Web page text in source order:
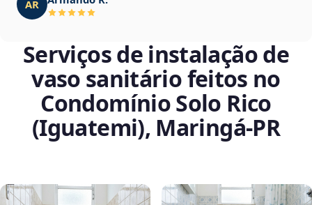
AR
Serviços de instalação de
vaso sanitário feitos no
Condomínio Solo Rico
(Iguatemi), Maringá‑PR